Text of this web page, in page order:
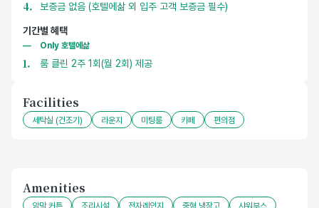
보증금 없음 (호텔에삶 외 입주 고객 보증금 필수)
기간별 혜택
Only 호텔에삶
룸 클린 2주 1회(월 2회) 제공
Facilities
세탁실 (건조기) 라운지 미팅룸 카페 편의점
Amenities